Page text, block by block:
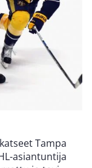
Tampa
asiantuntija